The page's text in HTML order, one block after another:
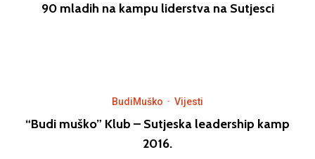
90 mladih na kampu liderstva na Sutjesci
BudiMuško · Vijesti
“Budi muško” Klub – Sutjeska leadership kamp
2016.